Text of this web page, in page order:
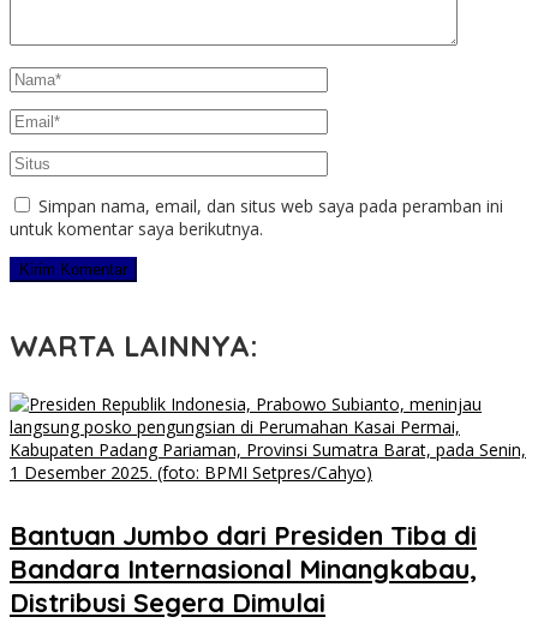
Simpan nama, email, dan situs web saya pada peramban ini
untuk komentar saya berikutnya.
WARTA LAINNYA:
Bantuan Jumbo dari Presiden Tiba di
Bandara Internasional Minangkabau,
Distribusi Segera Dimulai